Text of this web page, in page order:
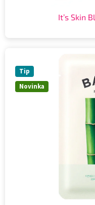
It’s Skin
Novinka
Tip